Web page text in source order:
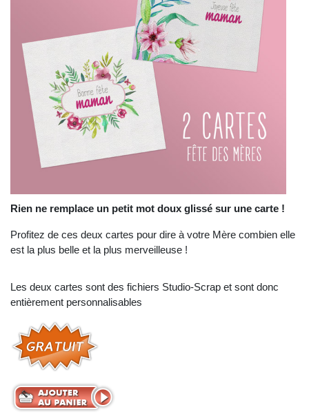
Rien ne remplace un petit mot doux glissé sur une carte !
Profitez de ces deux cartes pour dire à votre Mère combien elle
est la plus belle et la plus merveilleuse !
Les deux cartes sont des fichiers Studio-Scrap et sont donc
entièrement personnalisables